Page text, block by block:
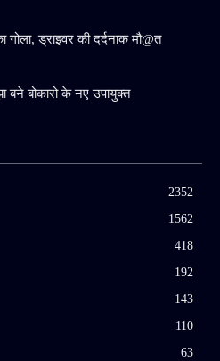
ड्राइवर की दर्दनाक मौ@त
बोकारो के नए उपायुक्त
2352
1562
418
192
143
110
63